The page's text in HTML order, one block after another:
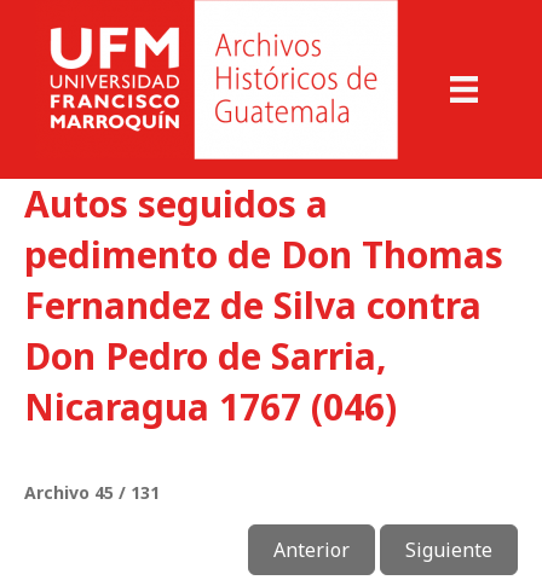
Autos seguidos a
pedimento de Don Thomas
Fernandez de Silva contra
Don Pedro de Sarria,
Nicaragua 1767 (046)
Archivo 45 / 131
Anterior Siguiente